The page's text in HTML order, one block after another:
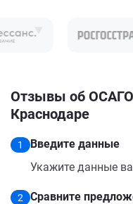
Отзывы об ОСАГО
Краснодаре
1
Введите данные
Укажите данные
2
Сравните